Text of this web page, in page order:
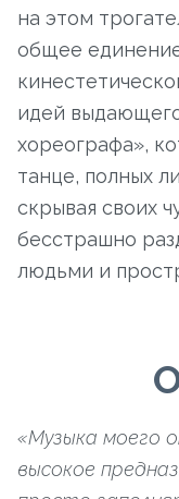
на этом
общее
идей
хореографа»,
танце, полных
скрывая своих
бесстрашно
людьми и
«Музыка моего
высокое